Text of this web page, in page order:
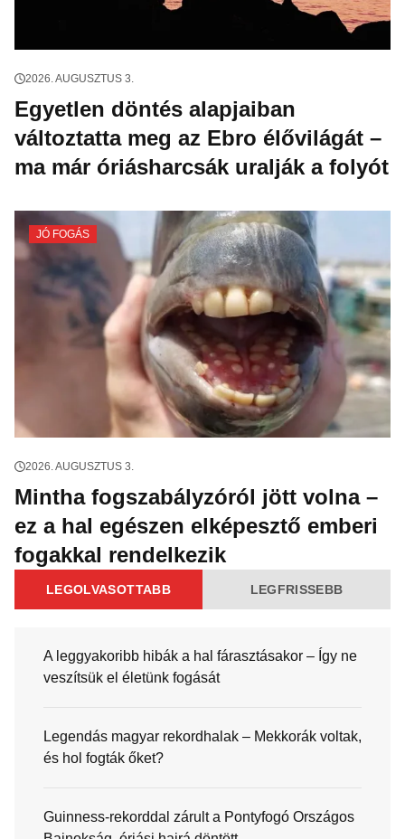
2026. AUGUSZTUS 3.
Egyetlen döntés alapjaiban
változtatta meg az Ebro élővilágát –
ma már óriásharcsák uralják a folyót
JÓ FOGÁS
2026. AUGUSZTUS 3.
Mintha fogszabályzóról jött volna –
ez a hal egészen elképesztő emberi
fogakkal rendelkezik
LEGOLVASOTTABB LEGFRISSEBB
A leggyakoribb hibák a hal fárasztásakor – Így ne
veszítsük el életünk fogását
Legendás magyar rekordhalak – Mekkorák voltak,
és hol fogták őket?
Guinness-rekorddal zárult a Pontyfogó Országos